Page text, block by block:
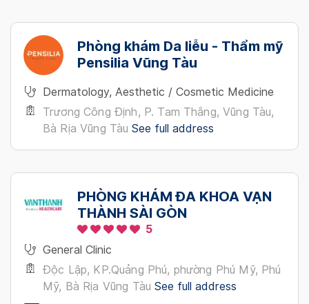
Phòng khám Da liễu - Thẩm mỹ
Pensilia Vũng Tàu
Dermatology, Aesthetic / Cosmetic Medicine
Trương Công Định, P. Tam Thắng, Vũng Tàu,
Bà Rịa Vũng Tàu See full address
PHÒNG KHÁM ĐA KHOA VẠN
THÀNH SÀI GÒN
5
General Clinic
Độc Lập, KP.Quảng Phú, phường Phú Mỹ, Phú
Mỹ, Bà Rịa Vũng Tàu See full address